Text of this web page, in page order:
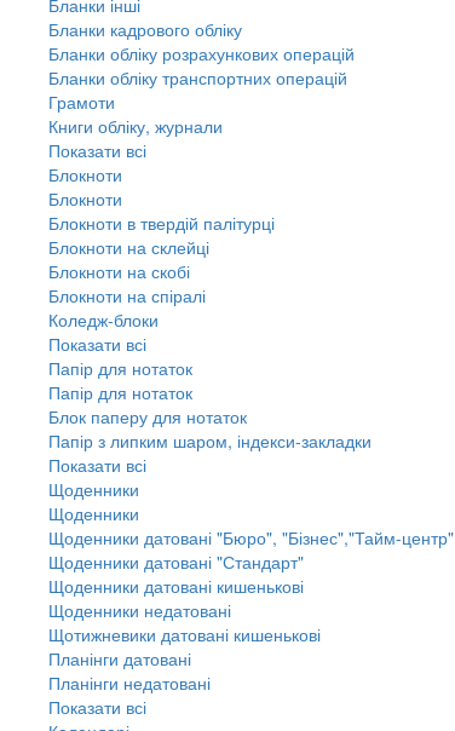
Бланки інші
Бланки кадрового обліку
Бланки обліку розрахункових операцій
Бланки обліку транспортних операцій
Грамоти
Книги обліку, журнали
Показати всі
Блокноти
Блокноти
Блокноти в твердій палітурці
Блокноти на склейці
Блокноти на скобі
Блокноти на спіралі
Коледж-блоки
Показати всі
Папір для нотаток
Папір для нотаток
Блок паперу для нотаток
Папір з липким шаром, індекси-закладки
Показати всі
Щоденники
Щоденники
Щоденники датовані "Бюро", "Бізнес","Тайм-центр"
Щоденники датовані "Стандарт"
Щоденники датовані кишенькові
Щоденники недатовані
Щотижневики датовані кишенькові
Планінги датовані
Планінги недатовані
Показати всі